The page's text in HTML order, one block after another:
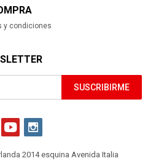
y condiciones
SUSCRIBIRME
 
2014 esquina Avenida Italia